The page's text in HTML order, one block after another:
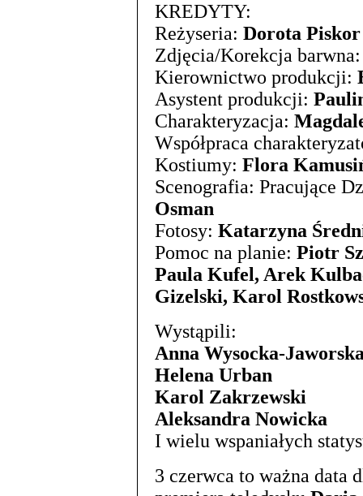
KREDYTY:
Reżyseria: Dorota Piskor
Zdjęcia/Korekcja
Kierownictwo produkcji:
Asystent produkcji:
Charakteryzacja:
Współpraca
Kostiumy: Flora
Scenografia: Pracujące
Osman
Fotosy: Katarzyna
Pomoc na planie: Piotr
Paula Kufel, Arek
Gizelski, Karol
Wystąpili:
Anna Wysocka-
Helena Urban
Karol Zakrzewski
Aleksandra Nowicka
I wielu wspaniałych
3 czerwca to ważna data